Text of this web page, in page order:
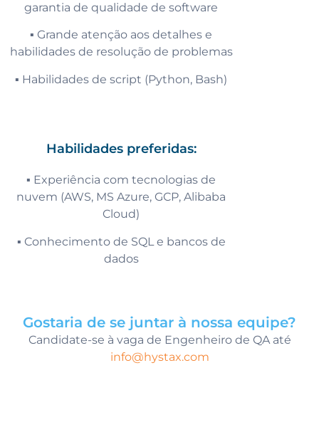
garantia de qualidade de software
▪️ Grande atenção aos detalhes e
habilidades de resolução de problemas
▪️ Habilidades de script (Python, Bash)
Habilidades preferidas:
▪️ Experiência com tecnologias de
nuvem (AWS, MS Azure, GCP, Alibaba
Cloud)
▪️ Conhecimento de SQL e bancos de
dados
Gostaria de se juntar à nossa equipe?
Candidate-se à vaga de Engenheiro de QA até
info@hystax.com